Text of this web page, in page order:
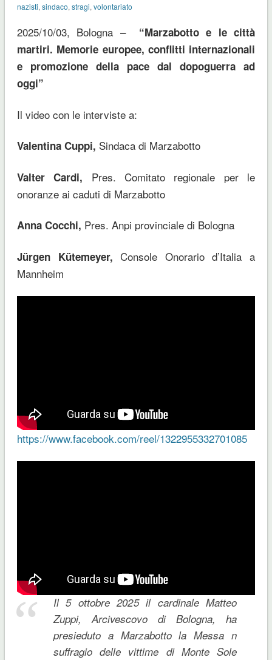
nazisti, sindaco, stragi, volontariato
2025/10/03, Bologna – “Marzabotto e le città
martiri. Memorie europee, conflitti internazionali
e promozione della pace dal dopoguerra ad
oggi”
Il video con le interviste a:
Valentina Cuppi, Sindaca di Marzabotto
Valter Cardi, Pres. Comitato regionale per le
onoranze ai caduti di Marzabotto
Anna Cocchi, Pres. Anpi provinciale di Bologna
Jürgen Kütemeyer, Console Onorario d’Italia a
Mannheim
https://www.facebook.com/reel/1322955332701085
Il 5 ottobre 2025 il cardinale Matteo
Zuppi, Arcivescovo di Bologna, ha
presieduto a Marzabotto la Messa n
suffragio delle vittime di Monte Sole